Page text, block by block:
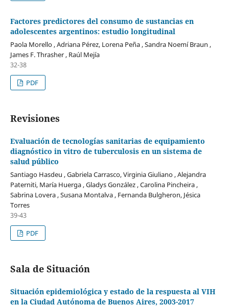
Factores predictores del consumo de sustancias en
adolescentes argentinos: estudio longitudinal
Paola Morello , Adriana Pérez, Lorena Peña , Sandra Noemí Braun ,
James F. Thrasher , Raúl Mejía
32-38
PDF
Revisiones
Evaluación de tecnologías sanitarias de equipamiento
diagnóstico in vitro de tuberculosis en un sistema de
salud público
Santiago Hasdeu , Gabriela Carrasco, Virginia Giuliano , Alejandra
Paterniti, María Huerga , Gladys González , Carolina Pincheira ,
Sabrina Lovera , Susana Montalva , Fernanda Bulgheron, Jésica
Torres
39-43
PDF
Sala de Situación
Situación epidemiológica y estado de la respuesta al VIH
en la Ciudad Autónoma de Buenos Aires, 2003-2017